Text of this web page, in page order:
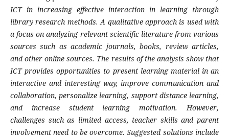
ICT in increasing effective interaction in learning through
library research methods. A qualitative approach is used with
a focus on analyzing relevant scientific literature from various
sources such as academic journals, books, review articles,
and other online sources. The results of the analysis show that
ICT provides opportunities to present learning material in an
interactive and interesting way, improve communication and
collaboration, personalize learning, support distance learning,
and increase student learning motivation. However,
challenges such as limited access, teacher skills and parent
involvement need to be overcome. Suggested solutions include